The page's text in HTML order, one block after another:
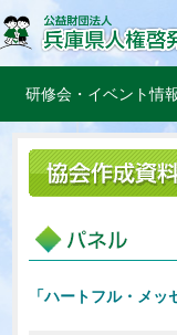
研修会・イベント情
「ハートフル・メ